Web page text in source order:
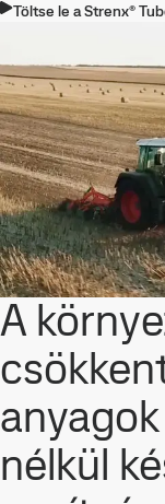
Töltse le a Strenx®
A
nélkül